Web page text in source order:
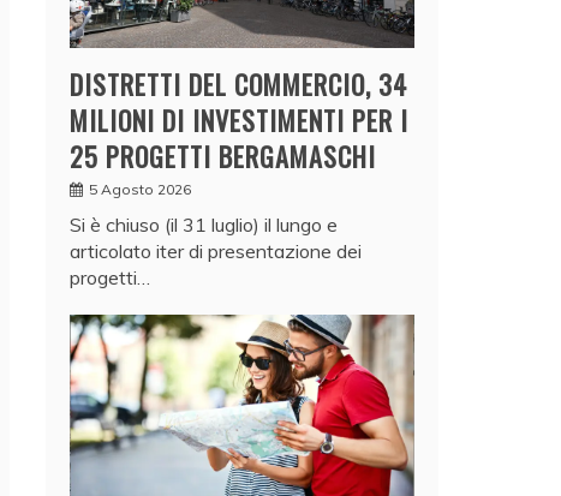
DISTRETTI DEL COMMERCIO, 34
MILIONI DI INVESTIMENTI PER I
25 PROGETTI BERGAMASCHI
5 Agosto 2026
Si è chiuso (il 31 luglio) il lungo e
articolato iter di presentazione dei
progetti…